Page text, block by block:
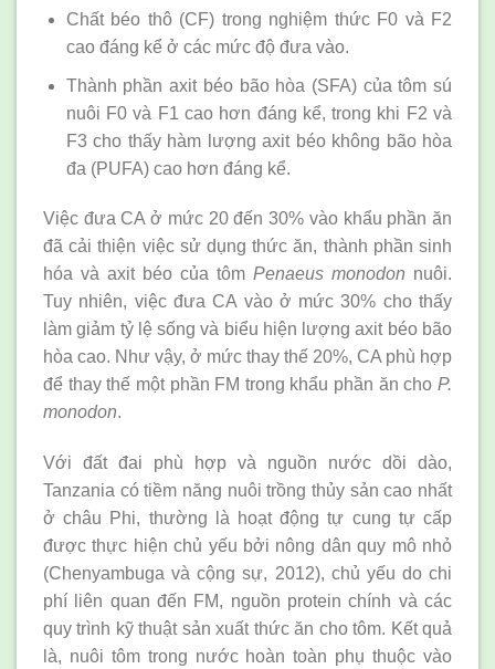
Chất béo thô (CF) trong nghiệm thức F0 và F2
cao đáng kể ở các mức độ đưa vào.
Thành phần axit béo bão hòa (SFA) của tôm sú
nuôi F0 và F1 cao hơn đáng kể, trong khi F2 và
F3 cho thấy hàm lượng axit béo không bão hòa
đa (PUFA) cao hơn đáng kể.
Việc đưa CA ở mức 20 đến 30% vào khẩu phần ăn
đã cải thiện việc sử dụng thức ăn, thành phần sinh
hóa và axit béo của tôm Penaeus monodon nuôi.
Tuy nhiên, việc đưa CA vào ở mức 30% cho thấy
làm giảm tỷ lệ sống và biểu hiện lượng axit béo bão
hòa cao. Như vậy, ở mức thay thế 20%, CA phù hợp
để thay thế một phần FM trong khẩu phần ăn cho P.
monodon.
Với đất đai phù hợp và nguồn nước dồi dào,
Tanzania có tiềm năng nuôi trồng thủy sản cao nhất
ở châu Phi, thường là hoạt động tự cung tự cấp
được thực hiện chủ yếu bởi nông dân quy mô nhỏ
(Chenyambuga và cộng sự, 2012), chủ yếu do chi
phí liên quan đến FM, nguồn protein chính và các
quy trình kỹ thuật sản xuất thức ăn cho tôm. Kết quả
là, nuôi tôm trong nước hoàn toàn phụ thuộc vào